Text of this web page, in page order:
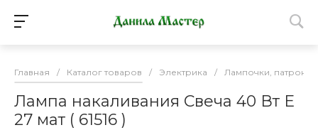
Главная / Каталог товаров / Электрика / Лампочки, патроны
Лампа накаливания Свеча 40 Вт Е
27 мат ( 61516 )